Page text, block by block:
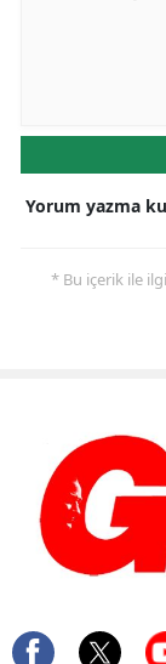
Yorum yazma
* Bu içerik ile